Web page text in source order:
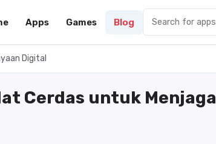
Apps Games Blog
Digital
Cerdas untuk Menjaga